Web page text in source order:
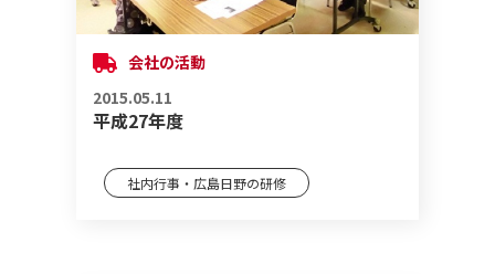
会社の活動
2015.05.11
平成27年度
社内行事・広島日野の研修